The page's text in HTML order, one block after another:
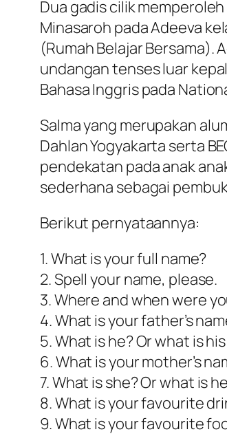
Dua gadis cilik
Minasaroh pada Adeeva
(Rumah Belajar Bersama).
undangan tenses luar
Bahasa Inggris pada
Salma yang merupakan
Dahlan Yogyakarta serta
pendekatan pada anak
sederhana sebagai
Berikut pernyataannya:
1. What is your full name?
2. Spell your name, please.
3. Where and when were
4. What is your father’s
5. What is he? Or what is
6. What is your mother’s
7. What is she? Or what is
8. What is your favourite
9. What is your favourite